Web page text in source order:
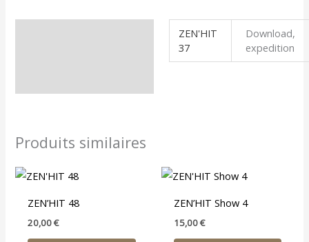
ZEN'HIT
37
Download,
expedition
Produits similaires
ZEN’HIT 48
20,00€
ZEN’HIT Show 4
15,00€